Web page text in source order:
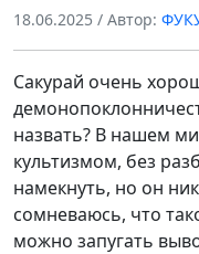
18.06.2025 / Автор:
Сакурай очень
назвать? В нашем
культизмом, без
намекнуть, но он
сомневаюсь, что
можно запугать